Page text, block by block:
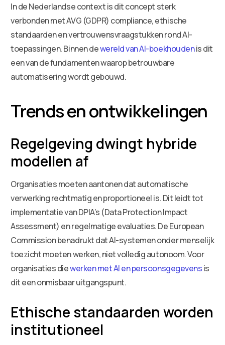
In de Nederlandse context is dit concept sterk
verbonden met AVG (GDPR) compliance, ethische
standaarden en vertrouwensvraagstukken rond AI-
toepassingen. Binnen dewereld van AI-boekhoudenis dit
een van de fundamenten waarop betrouwbare
automatisering wordt gebouwd.
Trends en ontwikkelingen
Regelgeving dwingt hybride
modellen af
Organisaties moeten aantonen dat automatische
verwerking rechtmatig en proportioneel is. Dit leidt tot
implementatie van DPIA’s (Data Protection Impact
Assessment) en regelmatige evaluaties. De European
Commission benadrukt dat AI-systemen onder menselijk
toezicht moeten werken, niet volledig autonoom. Voor
organisaties diewerken met AI en persoonsgegevensis
dit een onmisbaar uitgangspunt.
Ethische standaarden worden
institutioneel